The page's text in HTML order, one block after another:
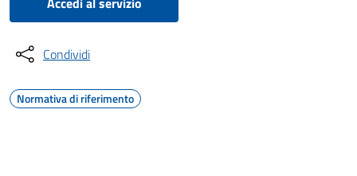
Condividi
Normativa di riferimento